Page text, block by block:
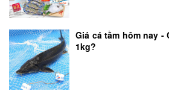
Giá cá tầm hôm nay -
1kg?